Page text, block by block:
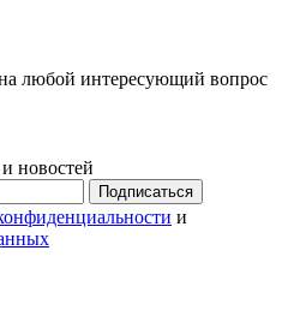
любой интересующий вопрос
новостей
Подписаться
и